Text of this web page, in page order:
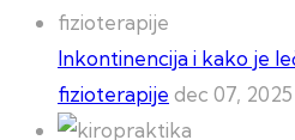
Inkontinencija i kako je
fizioterapije dec 07, 2025